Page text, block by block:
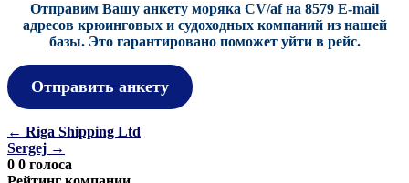
Отправим Вашу анкету моряка CV/af на 8579 E-mail
адресов крюинговых и судоходных компаний из нашей
базы. Это гарантировано поможет уйти в рейс.
Отправить анкету
Навигация
по
← Riga Shipping Ltd
Sergej →
0 0 голоса